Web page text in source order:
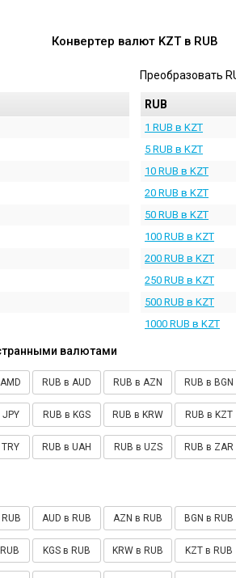
Конвертер валют KZTв RUB
Преобразовать
RUB
1 RUB в KZT
5 RUB в KZT
10 RUB в KZT
20 RUB в KZT
50 RUB в KZT
100 RUB в KZT
200 RUB в KZT
250 RUB в KZT
500 RUB в KZT
1000 RUB в KZT
валютами
RUB в AUD RUB в AZN RUB в BGN
JPY RUB в KGS RUB в KRW RUB в KZT
RUB в UAH RUB в UZS RUB в ZAR
AUD в RUB AZN в RUB BGN в RUB
KGS в RUB KRW в RUB KZT в RUB